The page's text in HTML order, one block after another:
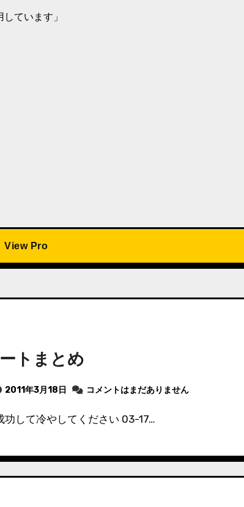
ています」
View Pro
トまとめ
2011年3月18日 コメントはまだありません
功して冷やしてください 03-17…